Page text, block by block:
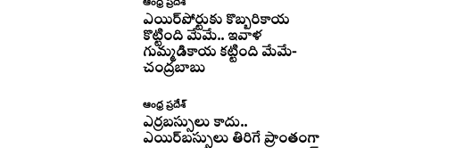
ఎయిర్‌పోర్టుకు కొబ్బరికాయ
కొట్టింది మేమే.. ఇవాళ
గుమ్మడికాయ కట్టింది మేమే-
చంద్రబాబు
ఆంధ్ర ప్రదేశ్
ఎర్రబస్సులు కాదు..
ఎయిర్‌బస్సులు తిరిగే ప్రాంతంగా